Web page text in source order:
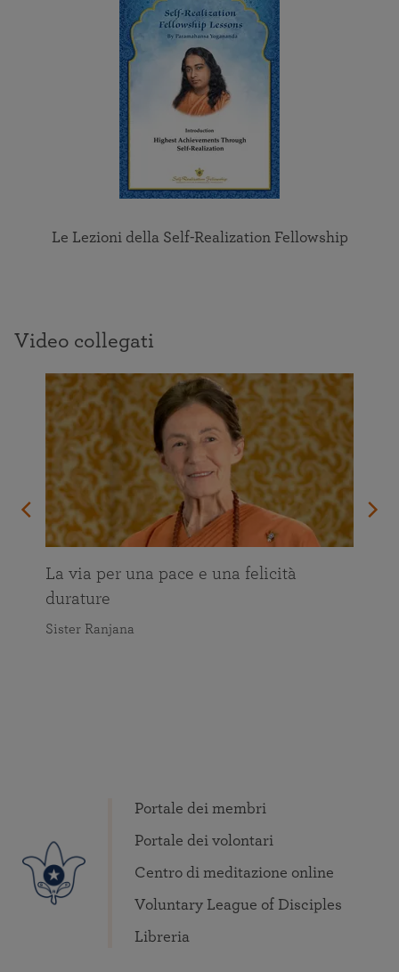
sede della concentrazione e dell’occhio spirituale, o
percezione divina. Lasciate da parte tutti i pensieri
del mondo e portate l’attenzione all’interno,
ricordando di mantenere lo sguardo focalizzato
sull’occhio spirituale. Liberate la mente dalle
preoccupazioni e sentite la pace dentro di voi.
Le Lezioni della Self-Realization Fellowship
Video collegati
La via per una pace e una felicità
durature
Sister Ranjana
Portale dei membri
Portale dei volontari
Centro di meditazione online
Voluntary League of Disciples
Libreria